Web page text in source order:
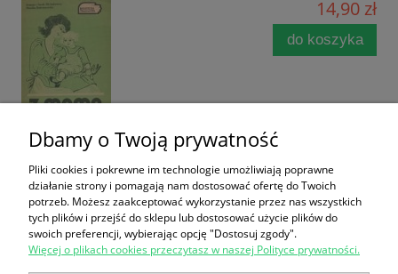
14,90 zł
do koszyka
Tato to ja czyli jak być ojcem i nie zwariować /
Tomasz Czarnecki
19,90 zł
Dbamy o Twoją prywatność
Pliki cookies i pokrewne im technologie umożliwiają poprawne
działanie strony i pomagają nam dostosować ofertę do Twoich
potrzeb. Możesz zaakceptować wykorzystanie przez nas wszystkich
tych plików i przejść do sklepu lub dostosować użycie plików do
swoich preferencji, wybierając opcję "Dostosuj zgody".
Więcej o plikach cookies przeczytasz w naszej Polityce prywatności.